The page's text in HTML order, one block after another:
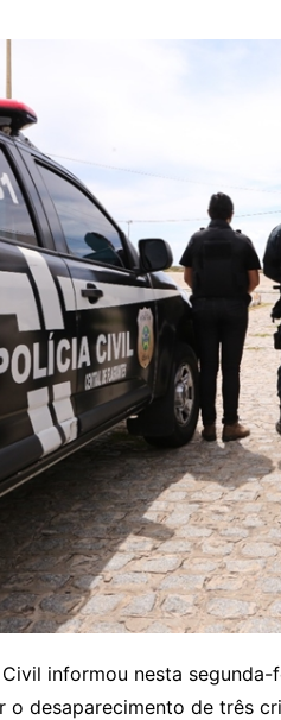
informou nesta segunda-
o desaparecimento de três